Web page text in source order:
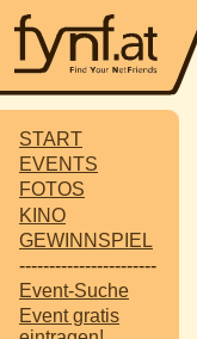
START
EVENTS
FOTOS
KINO
GEWINNSPIEL
-----------------------
Event-Suche
Event gratis